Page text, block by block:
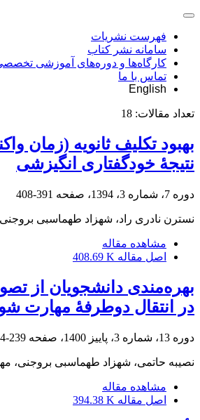
فهرست نشریات
سامانه نشر کتاب
کارگاه‌ها و دوره‌های آموزشی
تماس با ما
English
تعداد مقالات: 18
بهبود تکلیف ثانویه (زمان
نتیجۀ خودگفتاری انگیزشی
دوره 7، شماره 3، 1394، صفحه 391-408
نسترن نادری راد، شهزاد طهماسبی بروجنی
مشاهده مقاله
اصل مقاله 408.69 K
بهره‌مندی دانشجویان از
در انتقال دوطرفۀ مهارت
دوره 13، شماره 3، پاییز 1400، صفحه 239-254
نصیبه حاتمی، شهزاد طهماسبی بروجنی،
مشاهده مقاله
اصل مقاله 394.38 K